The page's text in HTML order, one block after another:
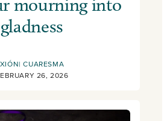
mourning into
gladness
CUARESMA
26, 2026